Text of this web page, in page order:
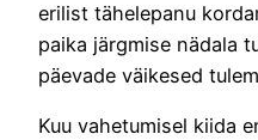
erilist tähelepanu
paika järgmise nädala
päevade väikesed
Kuu vahetumisel kiida